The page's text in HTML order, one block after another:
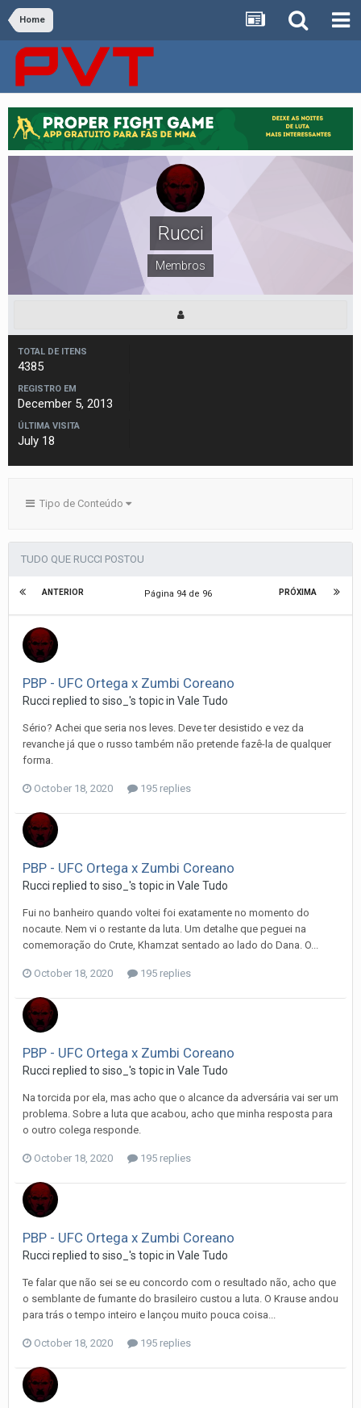
Home
Rucci
Membros
TOTAL DE ITENS
4385
REGISTRO EM
December 5, 2013
ÚLTIMA VISITA
July 18
Tipo de Conteúdo
TUDO QUE RUCCI POSTOU
ANTERIOR PRÓXIMA
Página 94 de 96
PBP - UFC Ortega x Zumbi Coreano
Rucci replied to siso_ 's topic in Vale Tudo
Sério? Achei que seria nos leves. Deve ter desistido e vez da
revanche já que o russo também não pretende fazê-la de qualquer
forma.
October 18, 2020 195 replies
PBP - UFC Ortega x Zumbi Coreano
Rucci replied to siso_ 's topic in Vale Tudo
Fui no banheiro quando voltei foi exatamente no momento do
nocaute. Nem vi o restante da luta. Um detalhe que peguei na
comemoração do Crute, Khamzat sentado ao lado do Dana. O...
October 18, 2020 195 replies
PBP - UFC Ortega x Zumbi Coreano
Rucci replied to siso_ 's topic in Vale Tudo
Na torcida por ela, mas acho que o alcance da adversária vai ser um
problema. Sobre a luta que acabou, acho que minha resposta para
o outro colega responde.
October 18, 2020 195 replies
PBP - UFC Ortega x Zumbi Coreano
Rucci replied to siso_ 's topic in Vale Tudo
Te falar que não sei se eu concordo com o resultado não, acho que
o semblante de fumante do brasileiro custou a luta. O Krause andou
para trás o tempo inteiro e lançou muito pouca coisa...
October 18, 2020 195 replies